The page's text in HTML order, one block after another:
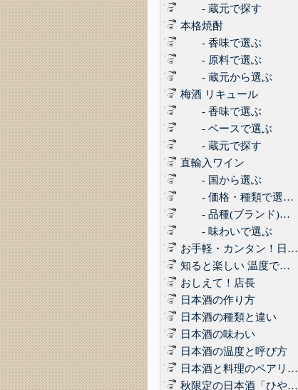
- 蔵元で探す
本格焼酎
- 香味で選ぶ
- 原料で選ぶ
- 蔵元から選ぶ
梅酒 リキュール
- 香味で選ぶ
- ベースで選ぶ
- 蔵元で探す
直輸入ワイン
- 国から選ぶ
- 価格・種類で選ぶ(赤,白,ロゼ,スパークリング)
- 品種(ブランド)で選ぶ
- 味わいで選ぶ
お手軽・カンタン！日本酒に合うコンビニおつまみ3選 Vol.1
知ると楽しい 温度で楽しむ日本酒
おしえて！店長
日本酒の作り方
日本酒の種類と違い
日本酒の味わい
日本酒の温度と呼び方
日本酒と料理のペアリング
秋限定の日本酒「ひやおろし」